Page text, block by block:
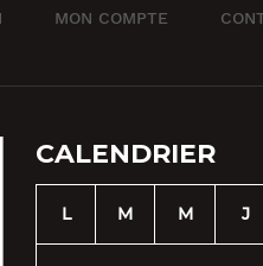
MON COMPTE
CALENDRIER
L M M J